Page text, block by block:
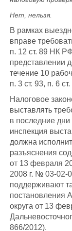
Нет, нельзя.
В рамках
вправе
п. 12 ст. 89 НК
представлении
течение 10
п. 3 ст. 93, п. 6
Налоговое
выставлять
в последние
инспекция
должна
разъяснения
от 13 февраля
2008 г. № 03-02-
поддерживают
постановления
округа от 13
866/2012).